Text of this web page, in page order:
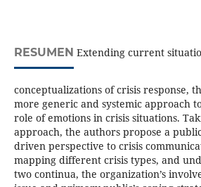
RESUMEN Extending current
conceptualizations of crisis response,
more generic and systemic approach
role of emotions in crisis situations.
approach, the authors propose a
driven perspective to crisis
mapping different crisis types, and
two continua, the organization’s